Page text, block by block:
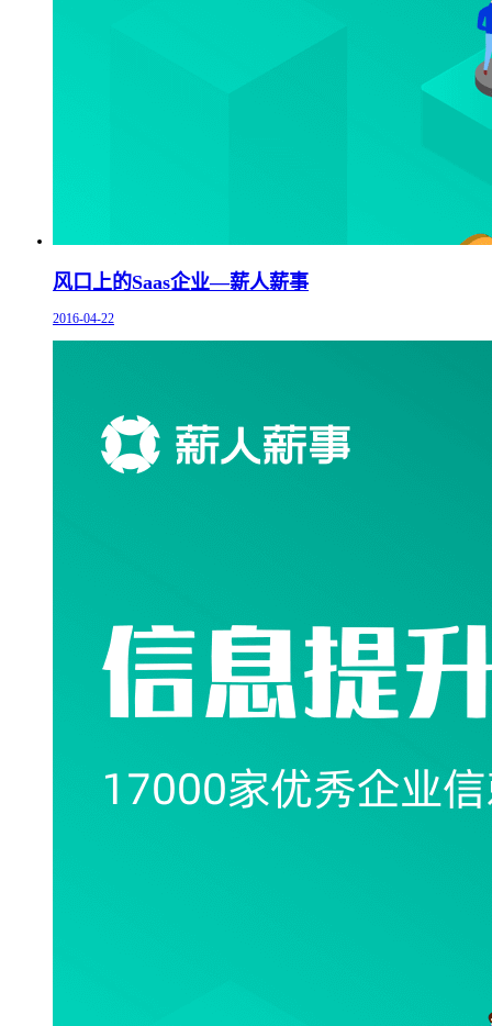
风口上的Saas企业—薪人薪事
2016-04-22